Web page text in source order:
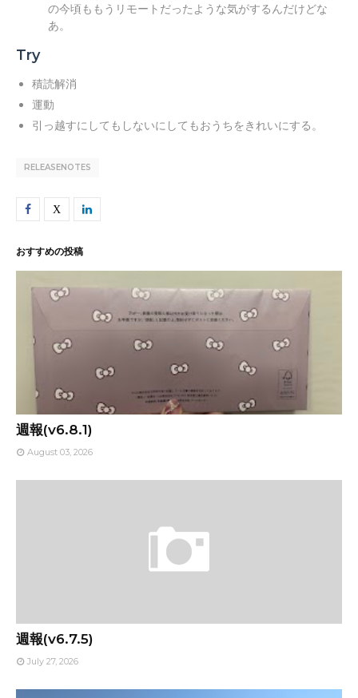
の今頃ももうリモートだったような気がするんだけどな
あ。
Try
積読解消
運動
引っ越すにしてもしないにしてもおうちをきれいにする。
RELEASENOTES
おすすめの投稿
週報(v6.8.1)
August 03, 2026
週報(v6.7.5)
July 27, 2026